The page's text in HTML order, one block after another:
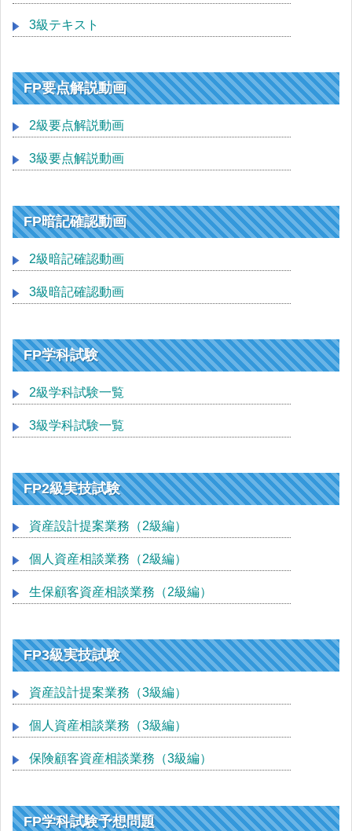
3級テキスト
FP要点解説動画
2級要点解説動画
3級要点解説動画
FP暗記確認動画
2級暗記確認動画
3級暗記確認動画
FP学科試験
2級学科試験一覧
3級学科試験一覧
FP2級実技試験
資産設計提案業務（2級編）
個人資産相談業務（2級編）
生保顧客資産相談業務（2級編）
FP3級実技試験
資産設計提案業務（3級編）
個人資産相談業務（3級編）
保険顧客資産相談業務（3級編）
FP学科試験予想問題